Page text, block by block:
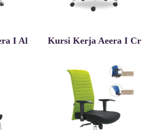
I Al Kursi Kerja Aeera I Cr